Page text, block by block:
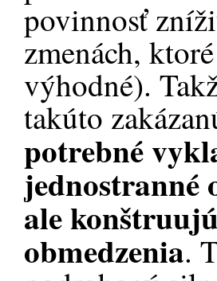
povinnosť
zmenách,
výhodné).
takúto
potrebné
jednostranné
ale
obmedzenia.